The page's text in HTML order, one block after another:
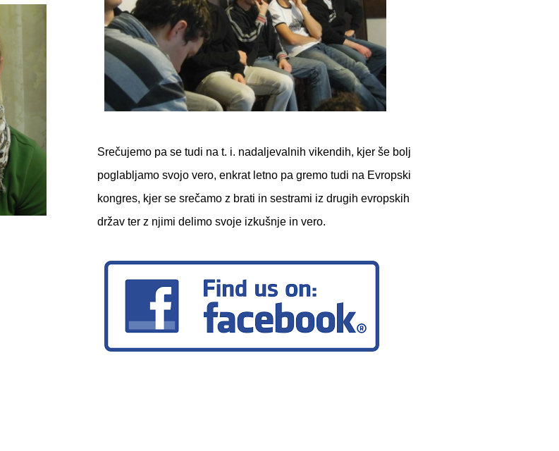
Srečujemo pa se tudi na t. i. nadaljevalnih vikendih, kjer še bolj
poglabljamo svojo vero, enkrat letno pa gremo tudi na Evropski
kongres, kjer se srečamo z brati in sestrami iz drugih evropskih
držav ter z njimi delimo svoje izkušnje in vero.